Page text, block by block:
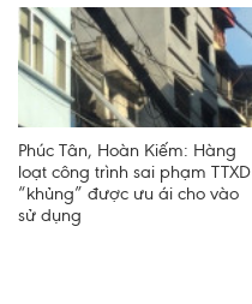
Phúc Tân, Hoàn Kiếm: Hàng
loạt công trình sai phạm TTXD
“khủng” được ưu ái cho vào
sử dụng